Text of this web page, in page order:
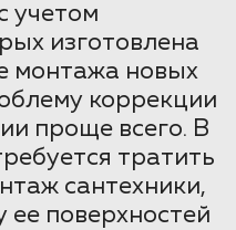
учетом
изготовлена
монтажа новых
коррекции
проще всего. В
тратить
сантехники,
поверхностей